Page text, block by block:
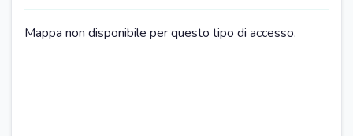
Mappa non disponibile per questo tipo di accesso.